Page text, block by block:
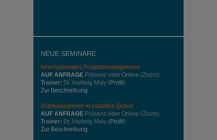
NEUE SEMINARE
Internationales Projektmanagement
AUF ANFRAGE Präsenz oder Online (Zoom)
Trainer: Dr. Hartwig Maly (Profil )
Zur Beschreibung
Zeitmanagment in volatilen Zeiten
AUF ANFRAGE Präsenz oder Online (Zoom)
Trainer: Dr. Hartwig Maly (Profil )
Zur Beschreibung